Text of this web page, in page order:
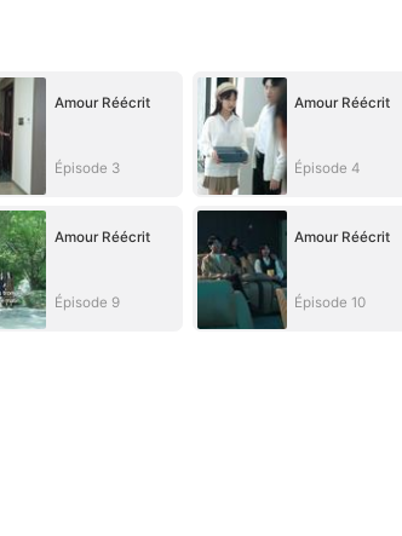
Amour Réécrit
Épisode 3
Amour Réécrit
Épisode 4
Amour Réécrit
Épisode 9
Amour Réécrit
Épisode 10